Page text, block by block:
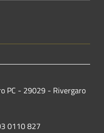
PC - 29029 - Rivergaro
0110 827